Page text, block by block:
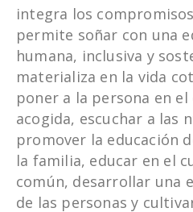
integra los
permite soñar con una
humana, inclusiva y
materializa en la vida
poner a la persona en
acogida, escuchar a las
promover la educación
la familia, educar en el
común, desarrollar una
de las personas y